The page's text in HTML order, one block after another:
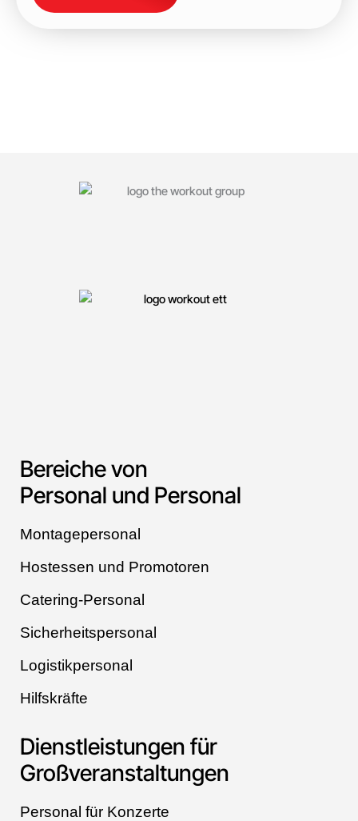
Bereiche von
Personal und Personal
Montagepersonal
Hostessen und Promotoren
Catering-Personal
Sicherheitspersonal
Logistikpersonal
Hilfskräfte
Dienstleistungen für
Großveranstaltungen
Personal für Konzerte